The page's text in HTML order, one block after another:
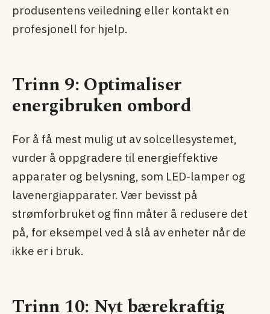
produsentens veiledning eller kontakt en
profesjonell for hjelp.
Trinn 9: Optimaliser
energibruken ombord
For å få mest mulig ut av solcellesystemet,
vurder å oppgradere til energieffektive
apparater og belysning, som LED-lamper og
lavenergiapparater. Vær bevisst på
strømforbruket og finn måter å redusere det
på, for eksempel ved å slå av enheter når de
ikke er i bruk.
Trinn 10: Nyt bærekraftig